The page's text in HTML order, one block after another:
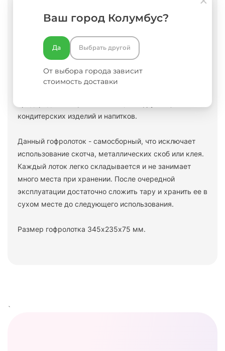
Вопросы и ответы
используется для хранения и перевозки продуктов
кондитерских изделий и напитков.
Данный гофролоток - самосборный, что исключает
использование скотча, металлических скоб или клея.
Каждый лоток легко складывается и не занимает
много места при хранении. После очередной
эксплуатации достаточно сложить тару и хранить ее в
сухом месте до следующего использования.
Размер гофролотка 345х235х75 мм.
`
Ваш город Колумбус?
Да Выбрать другой
От выбора города зависит
стоимость доставки